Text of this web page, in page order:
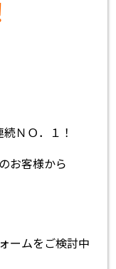
ＮＯ．１！
お客様から
ームをご検討中